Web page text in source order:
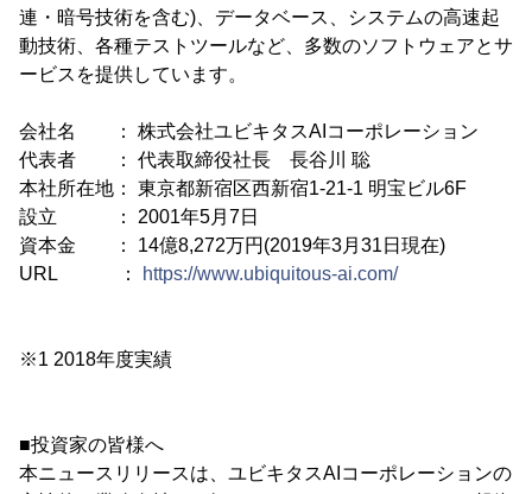
連・暗号技術を含む)、データベース、システムの高速起
動技術、各種テストツールなど、多数のソフトウェアとサ
ービスを提供しています。
会社名 ： 株式会社ユビキタスAIコーポレーション
代表者 ： 代表取締役社長 長谷川 聡
本社所在地： 東京都新宿区西新宿1-21-1 明宝ビル6F
設立 ： 2001年5月7日
資本金 ： 14億8,272万円(2019年3月31日現在)
URL ：
https://www.ubiquitous-ai.com/
※1 2018年度実績
■投資家の皆様へ
本ニュースリリースは、ユビキタスAIコーポレーションの